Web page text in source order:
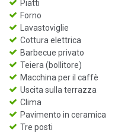
Piatti
Forno
Lavastoviglie
Cottura elettrica
Barbecue privato
Teiera (bollitore)
Macchina per il caffè
Uscita sulla terrazza
Clima
Pavimento in ceramica
Tre posti